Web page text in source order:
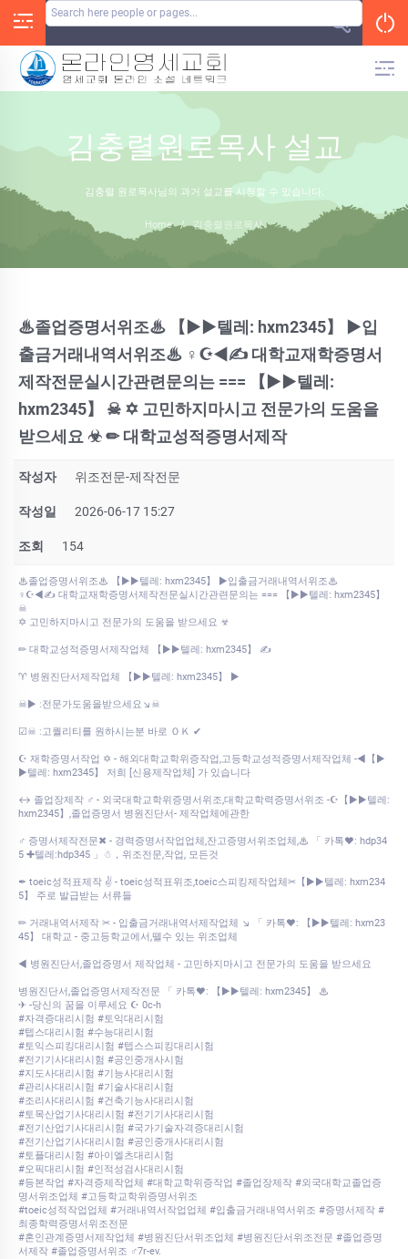
김충렬원로목사 설교
김충렬 원로목사님의 과거 설교를 시청할 수 있습니다.
Home / 김충렬원로목사
♨졸업증명서위조♨ 【▶▶텔레: hxm2345】 ▶입
출금거래내역서위조♨ ♀☪◀✍ 대학교재학증명서
제작전문실시간관련문의는 === 【▶▶텔레:
hxm2345】 ☠ ✡ 고민하지마시고 전문가의 도움을
받으세요 ☣ ✏ 대학교성적증명서제작
작성자 위조전문-제작전문
작성일 2026-06-17 15:27
조회 154
♨졸업증명서위조♨ 【▶▶텔레: hxm2345】 ▶입출금거래내역서위조♨
♀☪◀✍ 대학교재학증명서제작전문실시간관련문의는 === 【▶▶텔레: hxm2345】
☠
✡ 고민하지마시고 전문가의 도움을 받으세요 ☣
✏ 대학교성적증명서제작업체 【▶▶텔레: hxm2345】 ✍
♈ 병원진단서제작업체 【▶▶텔레: hxm2345】 ▶
☠▶ ː전문가도움을받으세요↘☠
☑☠ ː고퀄리티를 원하시는분 바로 ＯＫ ✔
☪ 재학증명서작업 ✡ - 해외대학교학위증작업,고등학교성적증명서제작업체 -◀【▶
▶텔레: hxm2345】 저희 [신용제작업체] 가 있습니다
↔ 졸업장제작 ♂ - 외국대학교학위증명서위조,대학교학력증명서위조 -☪【▶▶텔레:
hxm2345】,졸업증명서 병원진단서- 제작업체에관한
♂ 증명서제작전문✖ - 경력증명서작업업체,잔고증명서위조업체,♨ 「 카톡♥: hdp34
5 ✚텔레:hdp345 」☃，위조전문,작업, 모든것
✒ toeic성적표제작 ✌ - toeic성적표위조,toeic스피킹제작업체✂【▶▶텔레: hxm234
5】 주로 발급받는 서류들
✏ 거래내역서제작 ✂ - 입출금거래내역서제작업체 ↘ 「 카톡♥: 【▶▶텔레: hxm23
45】 대학교 - 중고등학교에서,뗄수 있는 위조업체
◀ 병원진단서,졸업증명서 제작업체 - 고민하지마시고 전문가의 도움을 받으세요
병원진단서,졸업증명서제작전문 「 카톡♥: 【▶▶텔레: hxm2345】 ♨
✈ -당신의 꿈을 이루세요 ☪ 0c-h
#자격증대리시험 #토익대리시험
#텝스대리시험 #수능대리시험
#토익스피킹대리시험 #텝스스피킹대리시험
#전기기사대리시험 #공인중개사시험
#지도사대리시험 #기능사대리시험
#관리사대리시험 #기술사대리시험
#조리사대리시험 #건축기능사대리시험
#토목산업기사대리시험 #전기기사대리시험
#전기산업기사대리시험 #국가기술자격증대리시험
#전기산업기사대리시험 #공인중개사대리시험
#토플대리시험 #아이엘츠대리시험
#오픽대리시험 #인적성검사대리시험
#등본작업 #자격증제작업체 #대학교학위증작업 #졸업장제작 #외국대학교졸업증
명서위조업체 #고등학교학위증명서위조
#toeic성적작업업체 #거래내역서작업업체 #입출금거래내역서위조 #증명서제작 #
최종학력증명서위조전문
#혼인관계증명서제작업체 #병원진단서위조업체 #병원진단서위조전문 #졸업증명
서제작 #졸업증명서위조 ♂7r-ev.